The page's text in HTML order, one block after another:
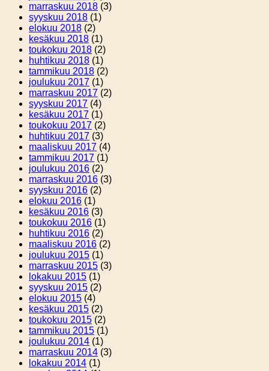
marraskuu 2018 (3)
syyskuu 2018 (1)
elokuu 2018 (2)
kesäkuu 2018 (1)
toukokuu 2018 (2)
huhtikuu 2018 (1)
tammikuu 2018 (2)
joulukuu 2017 (1)
marraskuu 2017 (2)
syyskuu 2017 (4)
kesäkuu 2017 (1)
toukokuu 2017 (2)
huhtikuu 2017 (3)
maaliskuu 2017 (4)
tammikuu 2017 (1)
joulukuu 2016 (2)
marraskuu 2016 (3)
syyskuu 2016 (2)
elokuu 2016 (1)
kesäkuu 2016 (3)
toukokuu 2016 (1)
huhtikuu 2016 (2)
maaliskuu 2016 (2)
joulukuu 2015 (1)
marraskuu 2015 (3)
lokakuu 2015 (1)
syyskuu 2015 (2)
elokuu 2015 (4)
kesäkuu 2015 (2)
toukokuu 2015 (2)
tammikuu 2015 (1)
joulukuu 2014 (1)
marraskuu 2014 (3)
lokakuu 2014 (1)